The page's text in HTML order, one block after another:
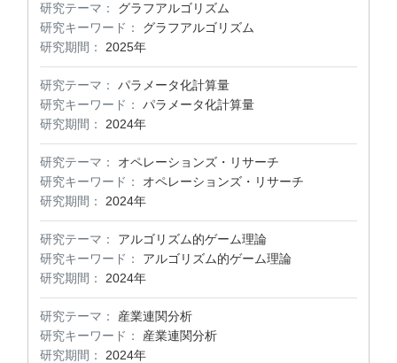
研究テーマ：
グラフアルゴリズム
研究キーワード：
グラフアルゴリズム
研究期間：
2025年
研究テーマ：
パラメータ化計算量
研究キーワード：
パラメータ化計算量
研究期間：
2024年
研究テーマ：
オペレーションズ・リサーチ
研究キーワード：
オペレーションズ・リサーチ
研究期間：
2024年
研究テーマ：
アルゴリズム的ゲーム理論
研究キーワード：
アルゴリズム的ゲーム理論
研究期間：
2024年
研究テーマ：
産業連関分析
研究キーワード：
産業連関分析
研究期間：
2024年